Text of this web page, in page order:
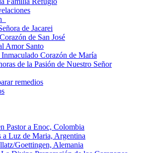
de Jacarei
de San José
Amor Santo
Corazón de María
de la Pasión de Nuestro Señor
remedios
Pastor a Enoc, Colombia
a Luz de Maria, Argentina
Goettingen, Alemania